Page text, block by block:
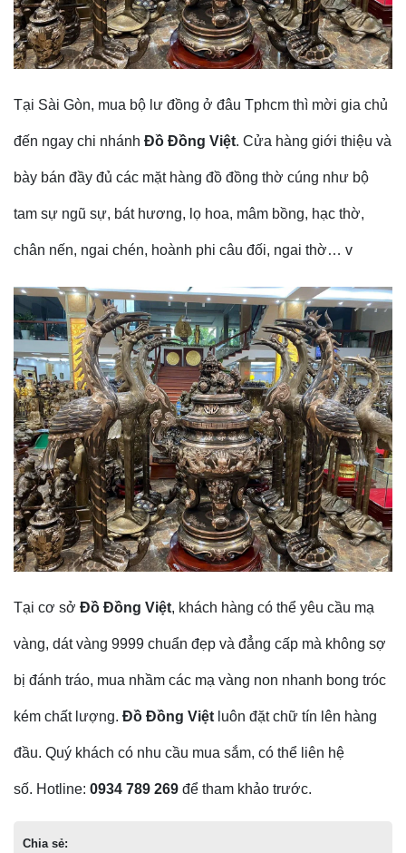
Tại Sài Gòn, mua bộ lư đồng ở đâu Tphcm thì mời gia chủ
đến ngay chi nhánh Đồ Đồng Việt. Cửa hàng giới thiệu và
bày bán đầy đủ các mặt hàng đồ đồng thờ cúng như bộ
tam sự ngũ sự, bát hương, lọ hoa, mâm bồng, hạc thờ,
chân nến, ngai chén, hoành phi câu đối, ngai thờ… v
Tại cơ sở Đồ Đồng Việt, khách hàng có thể yêu cầu mạ
vàng, dát vàng 9999 chuẩn đẹp và đẳng cấp mà không sợ
bị đánh tráo, mua nhầm các mạ vàng non nhanh bong tróc
kém chất lượng. Đồ Đồng Việt luôn đặt chữ tín lên hàng
đầu. Quý khách có nhu cầu mua sắm, có thể liên hệ
số. Hotline: 0934 789 269 để tham khảo trước.
Chia sẻ: